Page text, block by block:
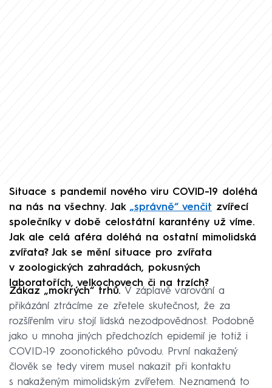
Situace s pandemií nového viru COVID-19 doléhá
na nás na všechny. Jak „správně“ venčit zvířecí
společníky v době celostátní karantény už víme.
Jak ale celá aféra doléhá na ostatní mimolidská
zvířata? Jak se mění situace pro zvířata
v zoologických zahradách, pokusných
laboratořích, velkochovech či na trzích?
Zákaz „mokrých“ trhů. V záplavě varování a
přikázání ztrácíme ze zřetele skutečnost, že za
rozšířením viru stojí lidská nezodpovědnost. Podobně
jako u mnoha jiných předchozích epidemií je totiž i
COVID-19 zoonotického původu. První nakažený
člověk se tedy virem musel nakazit při kontaktu
s nakaženým mimolidským zvířetem. Neznamená to